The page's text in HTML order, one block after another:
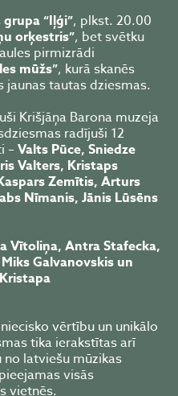
grupa “Iļģi”, plkst. 20.00
orķestris”, bet svētku
pirmizrādi
mūžs”, kurā skanēs
tautas dziesmas.
Krišjāņa Barona muzeja
radījuši 12
– Valts Pūce, Sniedze
Valters, Kristaps
Zemītis, Arturs
Nīmanis, Jānis Lūsēns
Vītoliņa, Antra Stafecka,
Galvanovskis un
Kristapa
vērtību un unikālo
tika ierakstītas arī
latviešu mūzikas
visās
vietnēs.